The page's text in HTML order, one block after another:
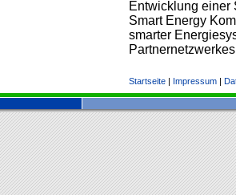
Entwicklung einer
Smart Energy
smarter
Startseite| Impressum|